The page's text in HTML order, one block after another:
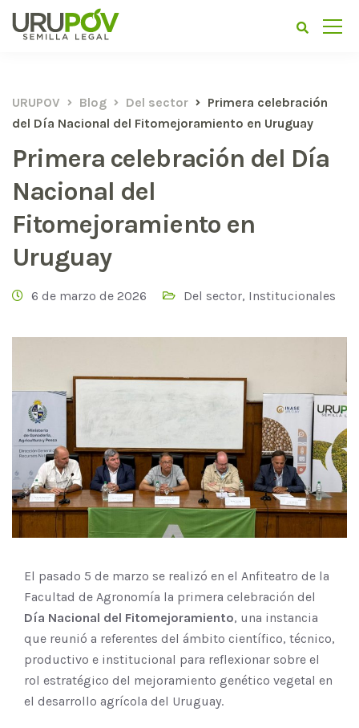
URUPOV Blog Del sector
Primera celebración
del Día Nacional del Fitomejoramiento en Uruguay
Primera celebración del Día
Nacional del
Fitomejoramiento en
Uruguay
6 de marzo de 2026 Del sector, Institucionales
El pasado 5 de marzo se realizó en el Anfiteatro de la
Facultad de Agronomía la primera celebración del
Día Nacional del Fitomejoramiento, una instancia
que reunió a referentes del ámbito científico, técnico,
productivo e institucional para reflexionar sobre el
rol estratégico del mejoramiento genético vegetal en
el desarrollo agrícola del Uruguay.